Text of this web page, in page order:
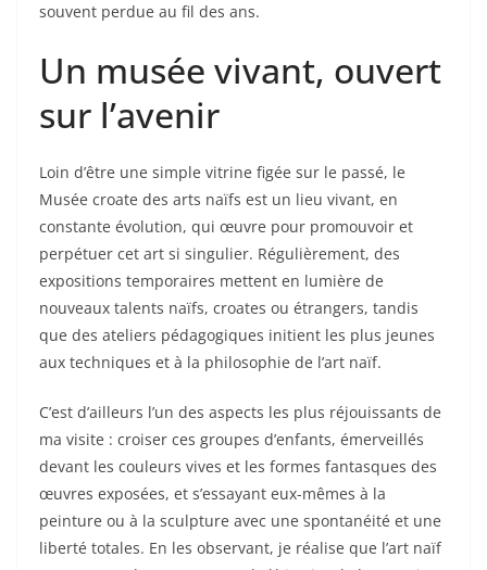
souvent perdue au fil des ans.
Un musée vivant, ouvert
sur l’avenir
Loin d’être une simple vitrine figée sur le passé, le
Musée croate des arts naïfs est un lieu vivant, en
constante évolution, qui œuvre pour promouvoir et
perpétuer cet art si singulier. Régulièrement, des
expositions temporaires mettent en lumière de
nouveaux talents naïfs, croates ou étrangers, tandis
que des ateliers pédagogiques initient les plus jeunes
aux techniques et à la philosophie de l’art naïf.
C’est d’ailleurs l’un des aspects les plus réjouissants de
ma visite : croiser ces groupes d’enfants, émerveillés
devant les couleurs vives et les formes fantasques des
œuvres exposées, et s’essayant eux-mêmes à la
peinture ou à la sculpture avec une spontanéité et une
liberté totales. En les observant, je réalise que l’art naïf